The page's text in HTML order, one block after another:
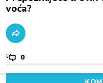
voća?
0